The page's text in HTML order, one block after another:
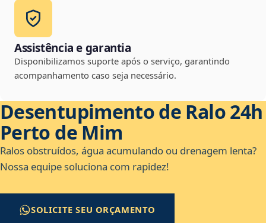
Assistência e garantia
Disponibilizamos suporte após o serviço, garantindo
acompanhamento caso seja necessário.
Desentupimento de Ralo 24h
Perto de Mim
Ralos obstruídos, água acumulando ou drenagem lenta?
Nossa equipe soluciona com rapidez!
SOLICITE SEU ORÇAMENTO